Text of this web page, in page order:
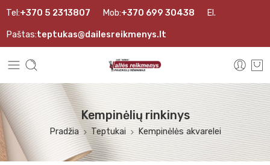
Tel:+370 5 2313807 Mob:+370 699 30438 El.
Paštas:teptukas@dailesreikmenys.lt
Kempinėlių rinkinys
Pradžia Teptukai Kempinėlės akvarelei